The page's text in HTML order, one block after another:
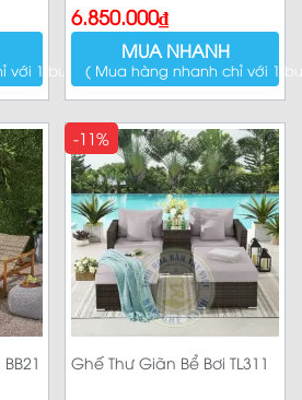
với 1 bước )
6.850.000₫
MUA NHANH
( Mua hàng nhanh chỉ với 1
-11%
Ghế Thư Giãn Bể Bơi TL311